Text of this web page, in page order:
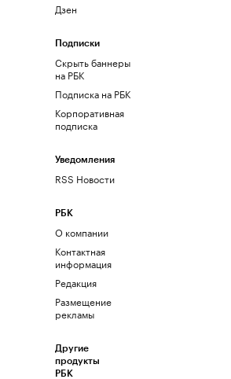
Дзен
Подписки
Скрыть баннеры
на РБК
Подписка на РБК
Корпоративная
подписка
Уведомления
RSS Новости
РБК
О компании
Контактная
информация
Редакция
Размещение
рекламы
Другие
продукты
РБК